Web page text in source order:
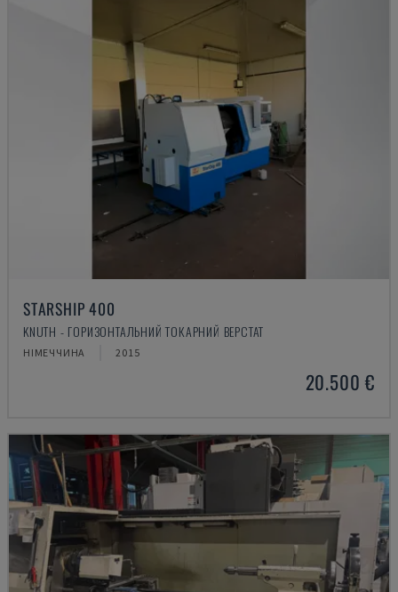
STARSHIP 400
KNUTH - ГОРИЗОНТАЛЬНИЙ ТОКАРНИЙ ВЕРСТАТ
НІМЕЧЧИНА 2015
20.500 €